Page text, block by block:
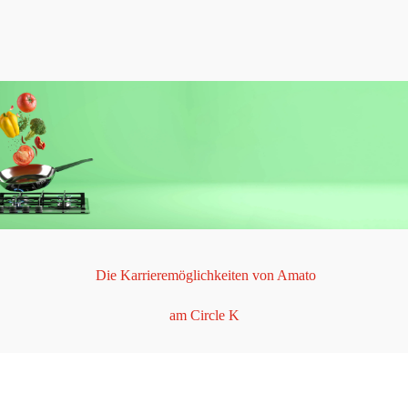
Die Karrieremöglichkeiten von Amato
am Circle K